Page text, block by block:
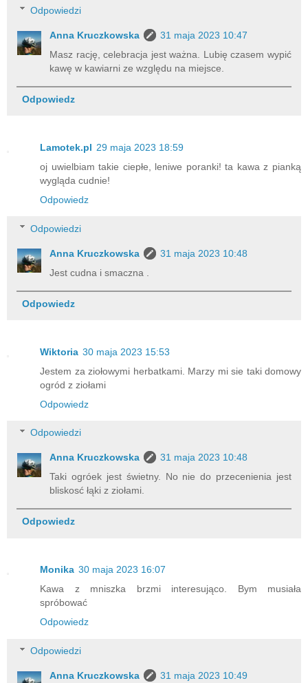
Odpowiedzi
Anna Kruczkowska
31 maja 2023 10:47
Masz rację, celebracja jest ważna. Lubię czasem wypić
kawę w kawiarni ze względu na miejsce.
Odpowiedz
Lamotek.pl 29 maja 2023 18:59
oj uwielbiam takie ciepłe, leniwe poranki! ta kawa z pianką
wygląda cudnie!
Odpowiedz
Odpowiedzi
Anna Kruczkowska
31 maja 2023 10:48
Jest cudna i smaczna .
Odpowiedz
Wiktoria 30 maja 2023 15:53
Jestem za ziołowymi herbatkami. Marzy mi sie taki domowy
ogród z ziołami
Odpowiedz
Odpowiedzi
Anna Kruczkowska
31 maja 2023 10:48
Taki ogróek jest świetny. No nie do przecenienia jest
bliskosć łąki z ziołami.
Odpowiedz
Monika 30 maja 2023 16:07
Kawa z mniszka brzmi interesująco. Bym musiała
spróbować
Odpowiedz
Odpowiedzi
Anna Kruczkowska
31 maja 2023 10:49